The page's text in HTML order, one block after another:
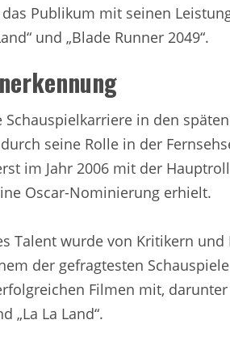
Publikum mit seinen
und „Blade Runner 2049“.
Schauspielkarriere in den
seine Rolle in der
im Jahr 2006 mit der
Oscar-Nominierung erhielt.
Talent wurde von Kritikern
der gefragtesten
Filmen mit, darunter
„La La Land“.